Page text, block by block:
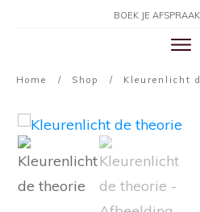
BOEK JE
Home / Shop / Kleurenlicht